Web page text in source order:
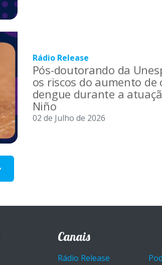
Rádio Release
Pós-doutorando da
os riscos do aumento de
dengue durante a
Niño
02 de Julho de 2026
Canais
Rádio Release